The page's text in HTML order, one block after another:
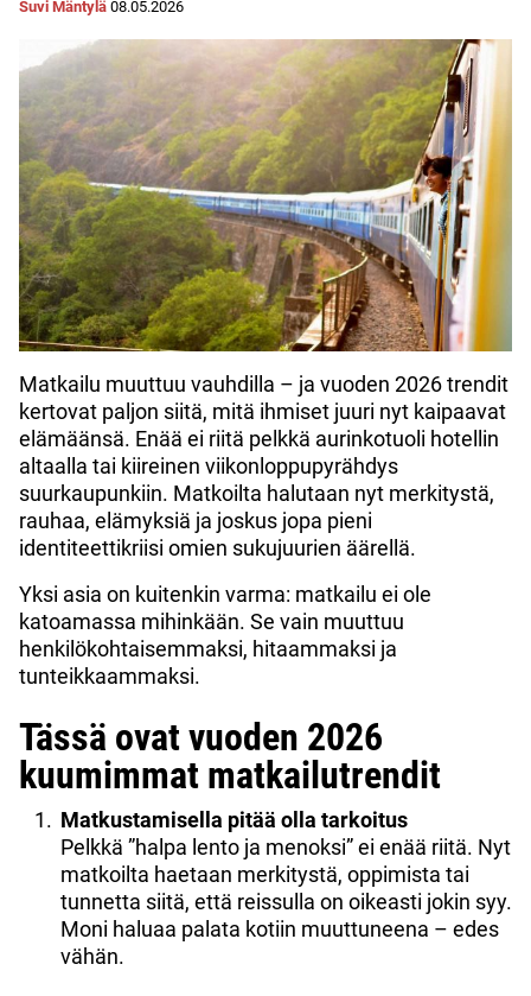
Suvi Mäntylä 08.05.2026
Matkailu muuttuu vauhdilla – ja vuoden 2026 trendit
kertovat paljon siitä, mitä ihmiset juuri nyt kaipaavat
elämäänsä. Enää ei riitä pelkkä aurinkotuoli hotellin
altaalla tai kiireinen viikonloppupyrähdys
suurkaupunkiin. Matkoilta halutaan nyt merkitystä,
rauhaa, elämyksiä ja joskus jopa pieni
identiteettikriisi omien sukujuurien äärellä.
Yksi asia on kuitenkin varma: matkailu ei ole
katoamassa mihinkään. Se vain muuttuu
henkilökohtaisemmaksi, hitaammaksi ja
tunteikkaammaksi.
Tässä ovat vuoden 2026
kuumimmat matkailutrendit
Matkustamisella pitää olla tarkoitus
Pelkkä ”halpa lento ja menoksi” ei enää riitä. Nyt
matkoilta haetaan merkitystä, oppimista tai
tunnetta siitä, että reissulla on oikeasti jokin syy.
Moni haluaa palata kotiin muuttuneena – edes
vähän.